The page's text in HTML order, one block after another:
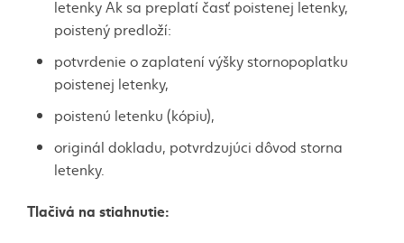
letenky Ak sa preplatí časť poistenej letenky,
poistený predloží:
potvrdenie o zaplatení výšky stornopoplatku
poistenej letenky,
poistenú letenku (kópiu),
originál dokladu, potvrdzujúci dôvod storna
letenky.
Tlačivá na stiahnutie: